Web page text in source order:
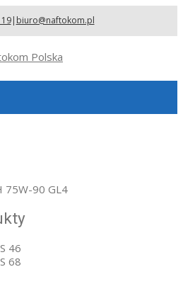
| biuro@naftokom.pl
75W-90 GL4
46
68